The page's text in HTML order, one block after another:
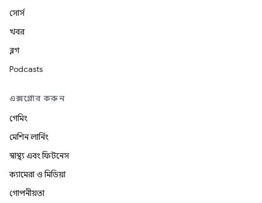
সোর্স
খবর
ব্লগ
Podcasts
এক্সপ্লোর করুন
গেমিং
মেশিন লার্নিং
স্বাস্থ্য এবং ফিটনেস
ক্যামেরা ও মিডিয়া
গোপনীয়তা